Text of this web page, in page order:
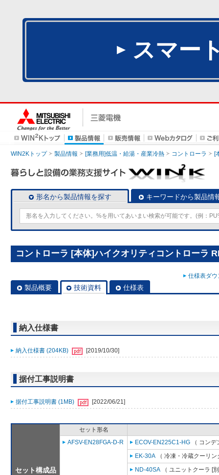
スマー
WIN2Kトップ 製品情報 [業務用]低温・給湯・産業冷熱 コントローラ [
形名から製品情報を探す キーワードから製品情
コントローラ [本体]ハイクオリティコントローラ
仕様表ダ
製品概要 技術資料 仕様表
納入仕様書
納入仕様書 (204KB) [2019/10/30]
据付工事説明書
据付工事説明書 (1MB) [2022/06/21]
セット構成品
セット形名
AFSV-EN28FGA-D-R
ECOV-EN225C1-HG （ コン
EK-30A （ 冷凍・冷蔵クーリ
ND-40SA （ ユニットクーラ [